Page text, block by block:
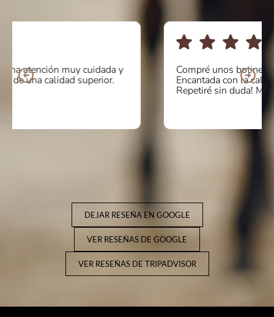
Compré unos botines online y la atención fue de 10.
Encantada con la calidad y comodidad del producto.
DEJAR RESEÑA EN GOOGLE
VER RESEÑAS DE GOOGLE
VER RESEÑAS DE TRIPADVISOR